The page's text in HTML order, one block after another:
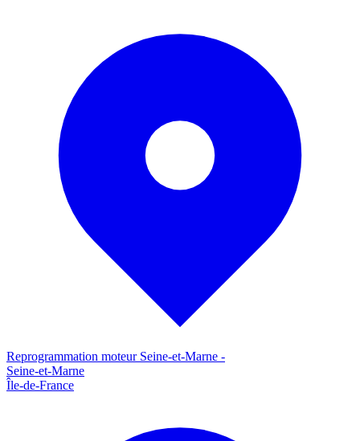
Reprogrammation moteur Seine-et-Marne -
Seine-et-Marne
Île-de-France